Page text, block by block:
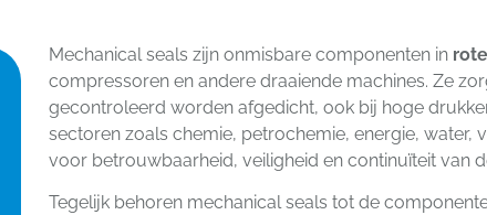
Mechanical seals zijn onmisbare componenten in
compressoren en andere draaiende machines. Ze
gecontroleerd worden afgedicht, ook bij hoge
sectoren zoals chemie, petrochemie, energie, water,
voor betrouwbaarheid, veiligheid en continuïteit van
Tegelijk behoren mechanical seals tot de